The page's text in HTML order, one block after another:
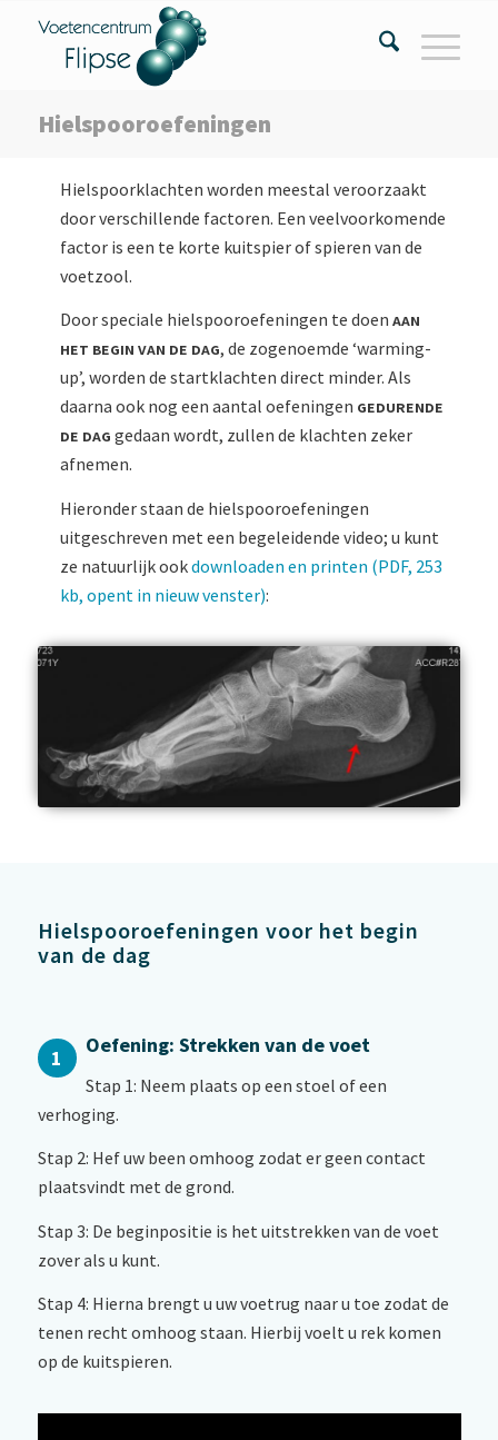
Hielspooroefeningen
Hielspoorklachten worden meestal veroorzaakt
door verschillende factoren. Een veelvoorkomende
factor is een te korte kuitspier of spieren van de
voetzool.
Door speciale hielspooroefeningen te doen aan
het begin van de dag, de zogenoemde ‘warming-
up’, worden de startklachten direct minder. Als
daarna ook nog een aantal oefeningen gedurende
de dag gedaan wordt, zullen de klachten zeker
afnemen.
Hieronder staan de hielspooroefeningen
uitgeschreven met een begeleidende video; u kunt
ze natuurlijk ookdownloaden en printen (PDF, 253
kb, opent in nieuw venster):
Hielspooroefeningen voor het begin
van de dag
1
Oefening: Strekken van de voet
Stap 1: Neem plaats op een stoel of een
verhoging.
Stap 2: Hef uw been omhoog zodat er geen contact
plaatsvindt met de grond.
Stap 3: De beginpositie is het uitstrekken van de voet
zover als u kunt.
Stap 4: Hierna brengt u uw voetrug naar u toe zodat de
tenen recht omhoog staan. Hierbij voelt u rek komen
op de kuitspieren.